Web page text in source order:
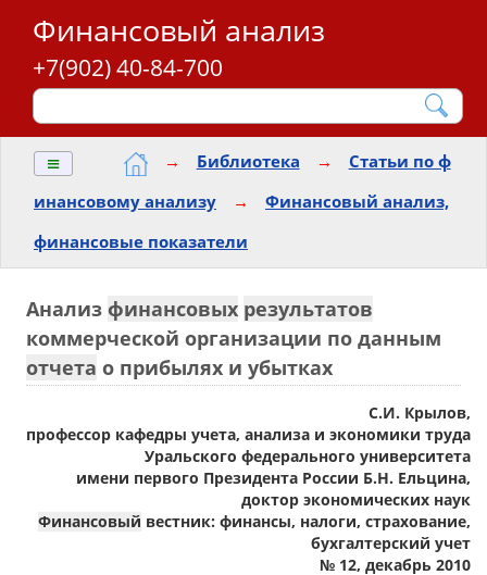
Финансовый анализ
+7(902) 40-84-700
≡ → Библиотека →
Статьи по ф
инансовому анализу
→
Финансовый анализ,
финансовые показатели
Анализ финансовых результатов
коммерческой организации по данным
отчета о прибылях и убытках
С.И. Крылов,
профессор кафедры учета, анализа и экономики труда
Уральского федерального университета
имени первого Президента России Б.Н. Ельцина,
доктор экономических наук
Финансовый вестник: финансы, налоги, страхование,
бухгалтерский yчет
№ 12, декабрь 2010